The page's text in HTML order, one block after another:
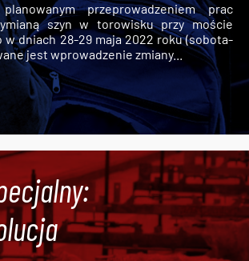
przeprowadzeniem prac
szyn w torowisku przy moście
w dniach 28-29 maja 2022 roku (sobota-
jest wprowadzenie zmiany...